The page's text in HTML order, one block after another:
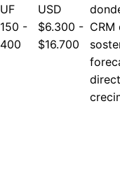
UF
150 -
400
USD
$6.300 -
$16.700
CRM